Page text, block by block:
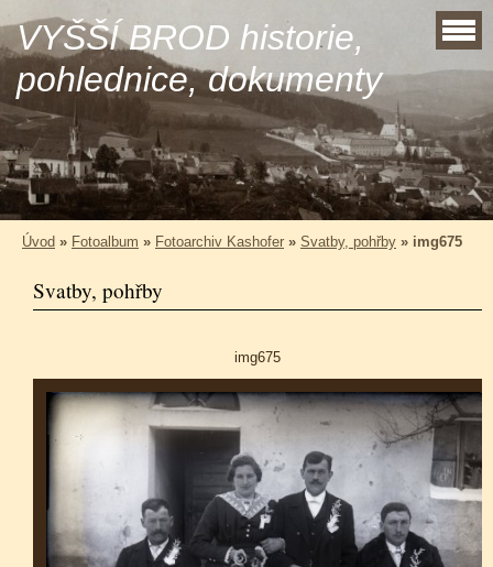
VYŠŠÍ BROD historie,
pohlednice, dokumenty
Úvod » Fotoalbum » Fotoarchiv Kashofer » Svatby, pohřby » img675
Svatby, pohřby
img675